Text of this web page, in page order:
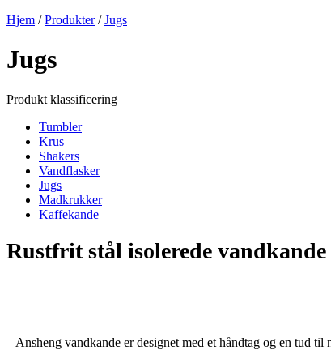
Hjem /Produkter/Jugs
Jugs
Produkt klassificering
Tumbler
Krus
Shakers
Vandflasker
Jugs
Madkrukker
Kaffekande
Rustfrit stål isolerede vandkande
Ansheng vandkande er designet med et håndtag og en tud